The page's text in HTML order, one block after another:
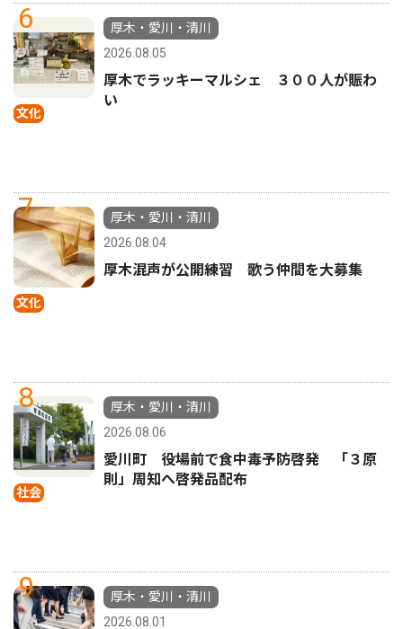
6
文化
厚木・愛川・清川
2026.08.05
厚木でラッキーマルシェ ３００人が賑わ
い
7
文化
厚木・愛川・清川
2026.08.04
厚木混声が公開練習 歌う仲間を大募集
8
社会
厚木・愛川・清川
2026.08.06
愛川町 役場前で食中毒予防啓発 「３原
則」周知へ啓発品配布
9
厚木・愛川・清川
2026.08.01